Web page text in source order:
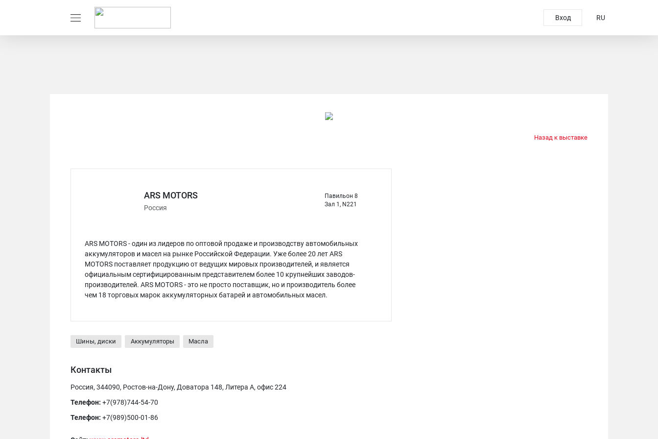
Вход RU
Назад к выставке
ARS MOTORS
Россия
Павильон 8
Зал 1, N221
ARS MOTORS - один из лидеров по оптовой продаже и производству автомобильных
аккумуляторов и масел на рынке Российской Федерации. Уже более 20 лет ARS
MOTORS поставляет продукцию от ведущих мировых производителей, и является
официальным сертифицированным представителем более 10 крупнейших заводов-
производителей. ARS MOTORS - это не просто поставщик, но и производитель более
чем 18 торговых марок аккумуляторных батарей и автомобильных масел.
Шины, диски Аккумуляторы Масла
Контакты
Россия, 344090, Ростов-на-Дону, Доватора 148, Литера А, офис 224
Телефон: +7(978)744-54-70
Телефон: +7(989)500-01-86